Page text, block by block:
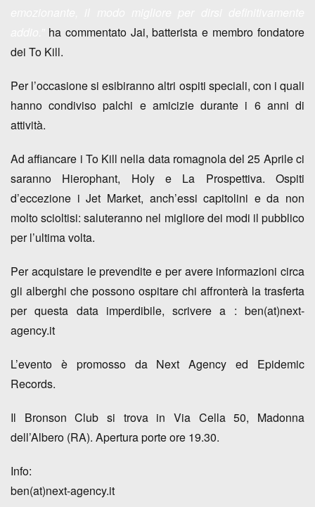
ha commentato Jai, batterista e membro fondatore
dei To Kill.
Per l’occasione si esibiranno altri ospiti speciali, con i quali
hanno condiviso palchi e amicizie durante i 6 anni di
attività.
Ad affiancare i To Kill nella data romagnola del 25 Aprileci
saranno Hierophant, Holy e La Prospettiva. Ospiti
d’eccezione i Jet Market, anch’essi capitolini e da non
molto scioltisi: saluteranno nel migliore dei modi il pubblico
per l’ultima volta.
Per acquistare le prevendite e per avere informazioni circa
gli alberghi che possono ospitare chi affronterà la trasferta
per questa data imperdibile, scrivere a : ben(at)next-
agency.it
L’evento è promosso da Next Agency ed Epidemic
Records.
Il Bronson Club si trova in Via Cella 50, Madonna
dell’Albero (RA). Apertura porte ore 19.30.
Info:
ben(at)next-agency.it